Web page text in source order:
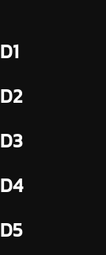
D1
D2
D3
D4
D5